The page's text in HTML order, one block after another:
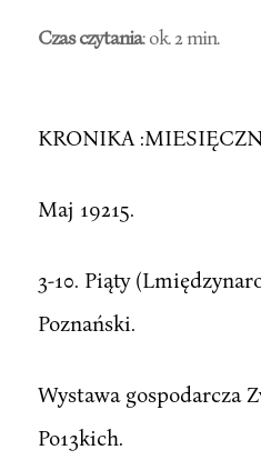
Czas czytania: ok. 2 min.
KRONIKA
Maj 19215.
3-10. Piąty
Poznański.
Wystawa gospodarcza
Po13kich.